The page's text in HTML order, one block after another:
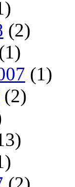
(2)
(1)
(2)